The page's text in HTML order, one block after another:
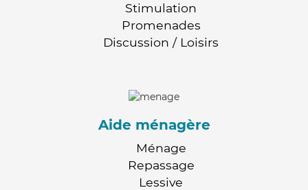
Stimulation
Promenades
Discussion / Loisirs
Aide ménagère
Ménage
Repassage
Lessive